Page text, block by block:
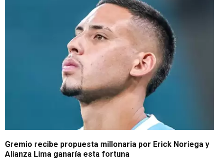
Gremio recibe propuesta millonaria por Erick Noriega y
Alianza Lima ganaría esta fortuna